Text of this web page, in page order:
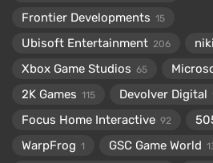
Frontier Developments 15
Ubisoft Entertainment 206
Xbox Game Studios 65
2K Games 115 Devolver Digital
Focus Home Interactive 92
WarpFrog 1 GSC Game World